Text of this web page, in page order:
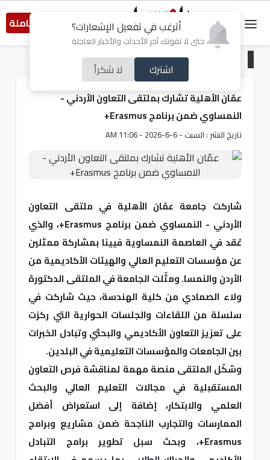
أترغب في تفعيل الإشعارات؟
حتى لا تفوتك آخر الأحداث والأخبار العاجلة
اشترك لا شكراً
النسخة الكاملة
خبر و صورة
عمّان الأهلية تشارك بملتقى التعاون الأردني -
النمساوي ضمن برنامج Erasmus+
تاريخ النشر : السبت - 6-6-2026 - 11:06 AM
شاركت جامعة عمّان الأهلية في ملتقى التعاون
الأردني - النمساوي ضمن برنامج Erasmus+، والذي
عُقد في العاصمة النمساوية فيينا بمشاركة ممثلين
عن مؤسسات التعليم العالي والهيئات الأكاديمية من
الأردن والنمسا. ومثّلت الجامعة في الملتقى الدكتورة
ولاء الصمادي من كلية الهندسة، حيث شاركت في
سلسلة من اللقاءات والجلسات الحوارية التي ركزت
على تعزيز التعاون الأكاديمي والبحثي وتبادل الخبرات
بين الجامعات والمؤسسات التعليمية في البلدين.
وشكّل الملتقى منصة مهمة لمناقشة فرص التعاون
المستقبلية في مجالات التعليم العالي والبحث
العلمي والابتكار، إضافة إلى استعراض أفضل
الممارسات والتجارب الناجحة ضمن مشاريع وبرامج
Erasmus+، وبحث سبل تطوير برامج التبادل